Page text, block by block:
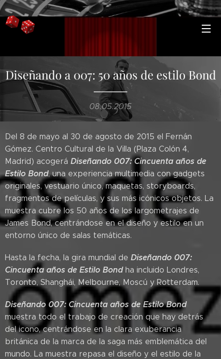
Diseñando a 007: 50 años de estilo Bond
08.05.2015
Del 8 de mayo al 30 de agosto de 2015 el Fernán
Gómez. Centro Cultural de la Villa (Plaza Colón 4,
Madrid) acogerá Diseñando 007: Cincuenta años de
Estilo Bond, una experiencia multimedia con gadgets
originales, vestuario único, maquetas, storyboards,
fragmentos de películas, y sus más icónicos objetos. La
muestra cubre los 50 años de los largometrajes de
James Bond, centrándose en el diseño y estilo en un
entorno único de salas temáticas.
Hasta la fecha, la gira mundial de Diseñando 007:
Cincuenta años de Estilo Bondha incluido Londres,
Toronto, Shanghái, Melbourne, Moscú y Rotterdam.
Diseñando 007: Cincuenta años de Estilo Bond
muestra todo el trabajo de creación que hay detrás
del icono, centrándose en la clara exuberancia
británica de la marca de la saga más emblemática del
mundo. La muestra repasa el diseño y el estilo de la